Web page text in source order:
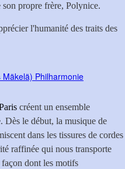
propre frère, Polynice.
l'humanité des traits des
créent un ensemble
Dès le début, la musique de
dans les tissures de cordes
raffinée qui nous transporte
façon dont les motifs